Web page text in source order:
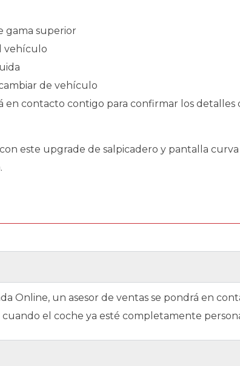
gama superior
vehículo
de vehículo
en contacto contigo para confirmar los
este upgrade de salpicadero y pantalla curva
Online, un asesor de ventas se pondrá en
el coche ya esté completamente